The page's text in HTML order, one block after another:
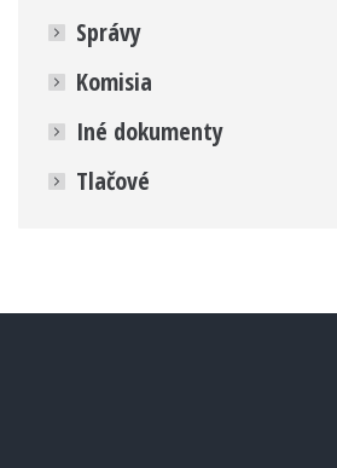
Správy
Komisia
Iné dokumenty
Tlačové